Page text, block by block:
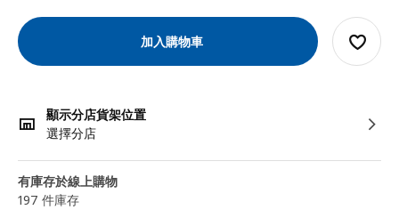
加入購物車
顯示分店貨架位置
選擇分店
有庫存於線上購物
197 件庫存